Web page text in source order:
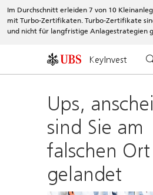
Im Durchschnitt erleiden 7 von 10
mit Turbo-Zertifikaten. Turbo-Zertifikate
und nicht für langfristige Anlagestrategien
KeyInvest
Ups,
sind Sie am
falschen Ort
gelandet